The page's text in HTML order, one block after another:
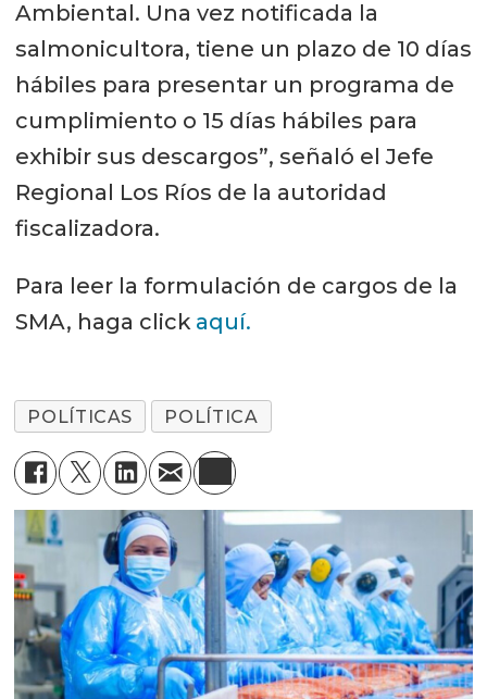
Ambiental. Una vez notificada la
salmonicultora, tiene un plazo de 10 días
hábiles para presentar un programa de
cumplimiento o 15 días hábiles para
exhibir sus descargos”, señaló el Jefe
Regional Los Ríos de la autoridad
fiscalizadora.
Para leer la formulación de cargos de la
SMA, haga click aquí.
POLÍTICAS POLÍTICA